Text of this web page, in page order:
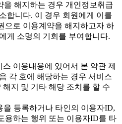
해지하는 경우 개인정보취급
합니다. 이 경우 회원에게 이를
으로 이용계약을 해지하고자 하
게 소명의 기회를 부여합니다.
이용내용에 있어서 본 약관 제
각 호에 해당하는 경우 서비스
지 및 기타 해당 조치를 할 수
등록하거나 타인의 이용자ID,
용하는 행위 또는 이용자ID를 타